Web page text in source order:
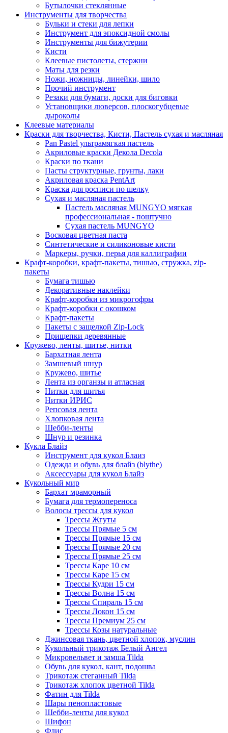
Бутылочки стеклянные
Инструменты для творчества
Бульки и стеки для лепки
Инструмент для эпоксидной смолы
Инструменты для бижутерии
Кисти
Клеевые пистолеты, стержни
Маты для резки
Ножи, ножницы, линейки, шило
Прочий инструмент
Резаки для бумаги, доски для биговки
Установщики люверсов, плоскогубцевые
дыроколы
Клеевые материалы
Краски для творчества, Кисти, Пастель сухая и масляная
Pan Pastel ультрамягкая пастель
Акриловые краски Декола Decola
Краски по ткани
Пасты структурные, грунты, лаки
Акриловая краска PentArt
Краска для росписи по шелку
Cухая и масляная пастель
Пастель масляная MUNGYO мягкая
профессиональная - поштучно
Сухая пастель MUNGYO
Восковая цветная паста
Синтетические и силиконовые кисти
Маркеры, ручки, перья для каллиграфии
Крафт-коробки, крафт-пакеты, тишью, стружка, zip-
пакеты
Бумага тишью
Декоративные наклейки
Крафт-коробки из микрогофры
Крафт-коробки с окошком
Крафт-пакеты
Пакеты с защелкой Zip-Lock
Прищепки деревянные
Кружево, ленты, шитье, нитки
Бархатная лента
Замшевый шнур
Кружево, шитье
Лента из органзы и атласная
Нитки для шитья
Нитки ИРИС
Репсовая лента
Хлопковая лента
Шебби-ленты
Шнур и резинка
Кукла Блайз
Инструмент для кукол Блаиз
Одежда и обувь для блайз (blythe)
Аксессуары для кукол Блайз
Кукольный мир
Бархат мраморный
Бумага для термопереноса
Волосы трессы для кукол
Трессы Жгуты
Трессы Прямые 5 см
Трессы Прямые 15 см
Трессы Прямые 20 см
Трессы Прямые 25 см
Трессы Каре 10 см
Трессы Каре 15 см
Трессы Кудри 15 см
Трессы Волна 15 см
Трессы Спираль 15 см
Трессы Локон 15 см
Трессы Премиум 25 см
Трессы Козы натуральные
Джинсовая ткань, цветной хлопок, муслин
Кукольный трикотаж Белый Ангел
Микровельвет и замша Tilda
Обувь для кукол, кант, подошва
Трикотаж стеганный Tilda
Трикотаж хлопок цветной Tilda
Фатин для Tilda
Шары пенопластовые
Шебби-ленты для кукол
Шифон
Флис